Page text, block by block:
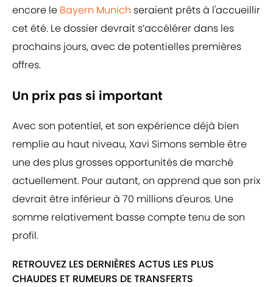
encore le Bayern Munich seraient prêts à l'accueillir
cet été. Le dossier devrait s’accélérer dans les
prochains jours, avec de potentielles premières
offres.
Un prix pas si important
Avec son potentiel, et son expérience déjà bien
remplie au haut niveau, Xavi Simons semble être
une des plus grosses opportunités de marché
actuellement. Pour autant, on apprend que son prix
devrait être inférieur à 70 millions d'euros. Une
somme relativement basse compte tenu de son
profil.
RETROUVEZ LES DERNIÈRES ACTUS LES PLUS
CHAUDES ET RUMEURS DE TRANSFERTS